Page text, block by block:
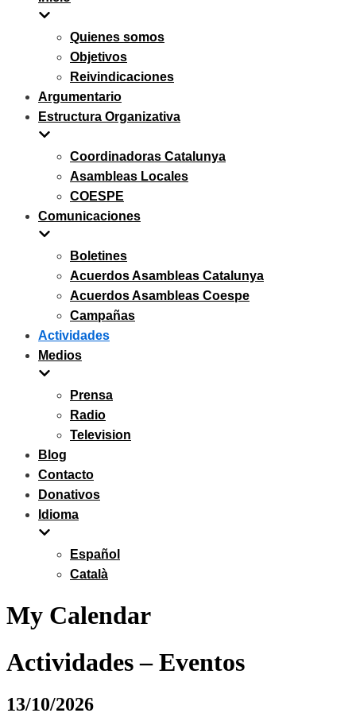
Quienes somos
Objetivos
Reivindicaciones
Argumentario
Estructura Organizativa
Coordinadoras Catalunya
Asambleas Locales
COESPE
Comunicaciones
Boletines
Acuerdos Asambleas Catalunya
Acuerdos Asambleas Coespe
Campañas
Actividades
Medios
Prensa
Radio
Television
Blog
Contacto
Donativos
Idioma
Español
Català
My Calendar
Actividades – Eventos
13/10/2026